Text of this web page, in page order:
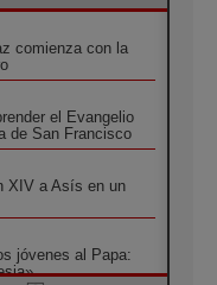
comienza con la
el Evangelio
de San Francisco
XIV a Asís en un
jóvenes al Papa: